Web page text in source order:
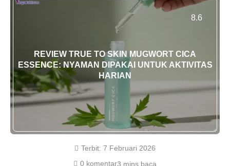
8.6
REVIEW TRUE TO SKIN MUGWORT CICA
ESSENCE: NYAMAN DIPAKAI UNTUK AKTIVITAS
HARIAN
Terbit: 7 Februari 2026
0 komentar3 mins baca